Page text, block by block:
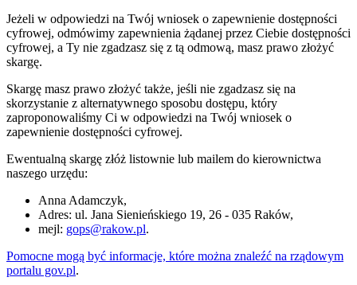
Jeżeli w odpowiedzi na Twój wniosek o zapewnienie dostępności
cyfrowej, odmówimy zapewnienia żądanej przez Ciebie dostępności
cyfrowej, a Ty nie zgadzasz się z tą odmową, masz prawo złożyć
skargę.
Skargę masz prawo złożyć także, jeśli nie zgadzasz się na
skorzystanie z alternatywnego sposobu dostępu, który
zaproponowaliśmy Ci w odpowiedzi na Twój wniosek o
zapewnienie dostępności cyfrowej.
Ewentualną skargę złóż listownie lub mailem do kierownictwa
naszego urzędu:
Anna Adamczyk,
Adres: ul. Jana Sienieńskiego 19, 26 - 035 Raków,
mejl: gops@rakow.pl.
Pomocne mogą być informacje, które można znaleźć na rządowym
portalu gov.pl.